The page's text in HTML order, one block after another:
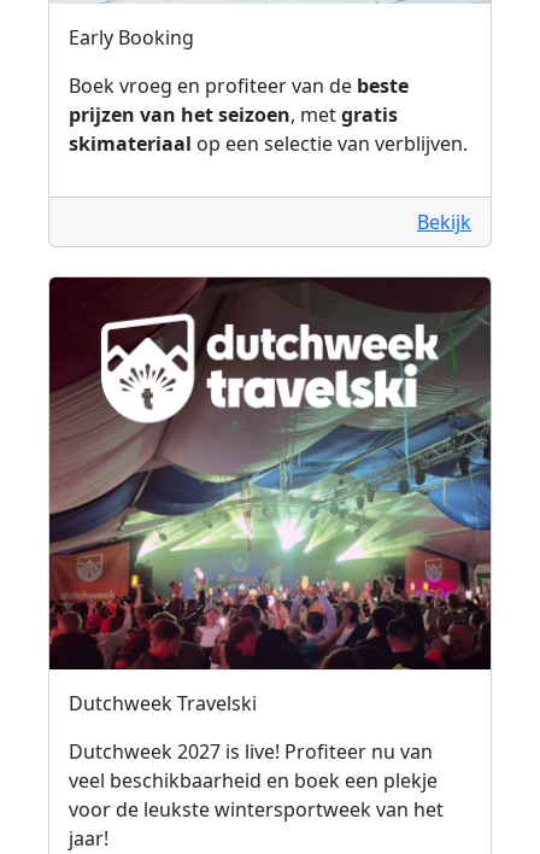
Early Booking
Boek vroeg en profiteer van de beste
prijzen van het seizoen, metgratis
skimateriaal op een selectie van verblijven.
Bekijk
Dutchweek Travelski
Dutchweek 2027 is live! Profiteer nu van
veel beschikbaarheid en boek een plekje
voor de leukste wintersportweek van het
jaar!